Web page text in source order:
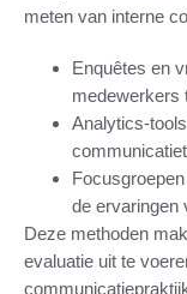
meten van interne
Enquêtes en
medewerkers
Analytics-
de ervaringen
Deze methoden
evaluatie uit te